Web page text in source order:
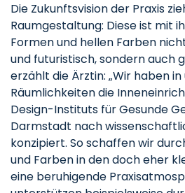
Die Zukunftsvision der Praxis
Raumgestaltung: Diese ist mit
Formen und hellen Farben
und futuristisch, sondern auch
erzählt die Ärztin: „Wir haben
Räumlichkeiten die
Design-Instituts für Gesunde
Darmstadt nach
konzipiert. So schaffen wir
und Farben in den doch eher
eine beruhigende